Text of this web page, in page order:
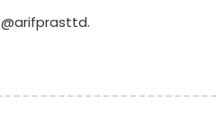
@arifprasttd.